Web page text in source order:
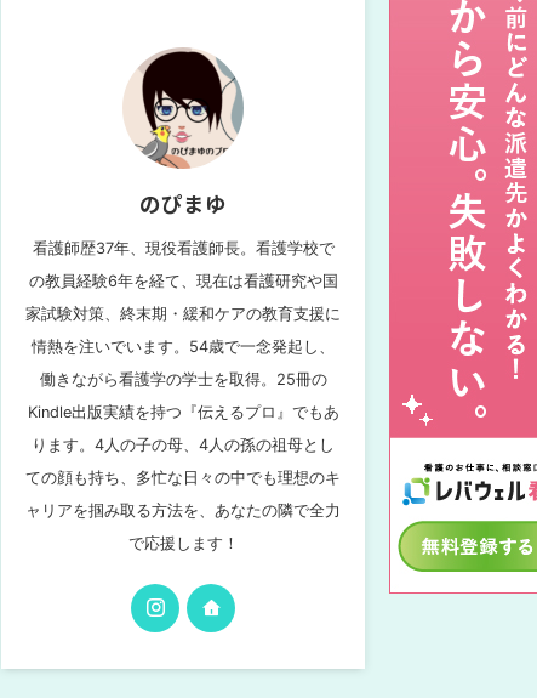
のぴまゆ
看護師歴37年、現役看護師長。看護学校で
の教員経験6年を経て、現在は看護研究や国
家試験対策、終末期・緩和ケアの教育支援に
情熱を注いでいます。54歳で一念発起し、
働きながら看護学の学士を取得。25冊の
Kindle出版実績を持つ『伝えるプロ』でもあ
ります。4人の子の母、4人の孫の祖母とし
ての顔も持ち、多忙な日々の中でも理想のキ
ャリアを掴み取る方法を、あなたの隣で全力
で応援します！